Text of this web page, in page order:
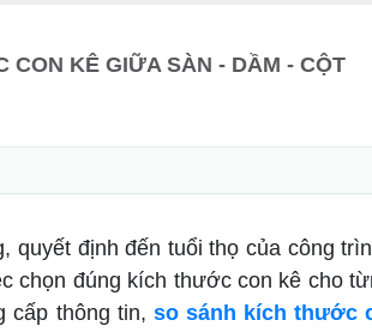
CON KÊ GIỮA SÀN - DẦM - CỘT
định đến tuổi thọ của công
chọn đúng kích thước con kê cho
cấp thông tin, so sánh kích thước